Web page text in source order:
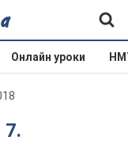
Онлайн уроки